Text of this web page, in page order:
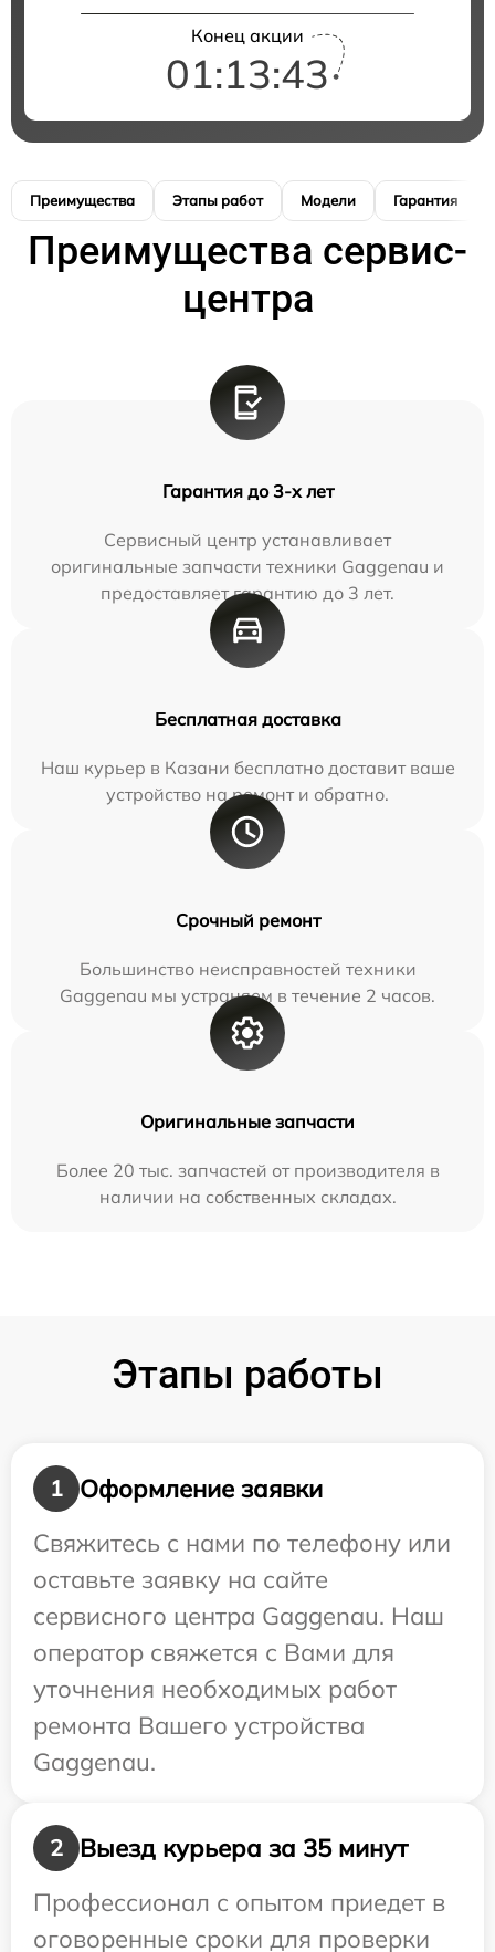
Конец акции
01:13:42
Преимущества Этапы работ Модели Гарантия
Преимущества сервис-
центра
Гарантия до 3-х лет
Сервисный центр устанавливает
оригинальные запчасти техники Gaggenau и
предоставляет гарантию до 3 лет.
Бесплатная доставка
Наш курьер в Казани бесплатно доставит ваше
устройство на ремонт и обратно.
Срочный ремонт
Большинство неисправностей техники
Gaggenau мы устраняем в течение 2 часов.
Оригинальные запчасти
Более 20 тыс. запчастей от производителя в
наличии на собственных складах.
Этапы работы
1
Оформление заявки
Свяжитесь с нами по телефону или
оставьте заявку на сайте
сервисного центра Gaggenau. Наш
оператор свяжется с Вами для
уточнения необходимых работ
ремонта Вашего устройства
Gaggenau.
2
Выезд курьера за 35 минут
Профессионал с опытом приедет в
оговоренные сроки для проверки